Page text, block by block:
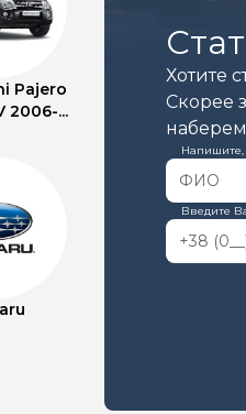
Pajero
2006-...
Хотите
Скорее
Введите